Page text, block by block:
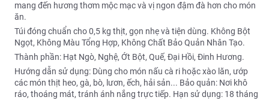
mang đến hương thơm mộc mạc và vị ngon đậm đà hơn cho món
ăn.
Túi đóng chuẩn cho 0,5 kg thịt, gọn nhẹ và tiện dùng. Không Bột
Ngọt, Không Màu Tổng Hợp, Không Chất Bảo Quản Nhân Tạo.
Thành phần: Hạt Ngò, Nghệ, Ớt Bột, Quế, Đại Hồi, Đinh Hương.
Hướng dẫn sử dụng: Dùng cho món nấu cà ri hoặc xào lăn, ướp
các món thịt heo, gà, bò, lươn, ếch, hải sản... Bảo quản: Nơi khô
ráo, thoáng mát, tránh ánh nắng trực tiếp. Hạn sử dụng: 18 tháng